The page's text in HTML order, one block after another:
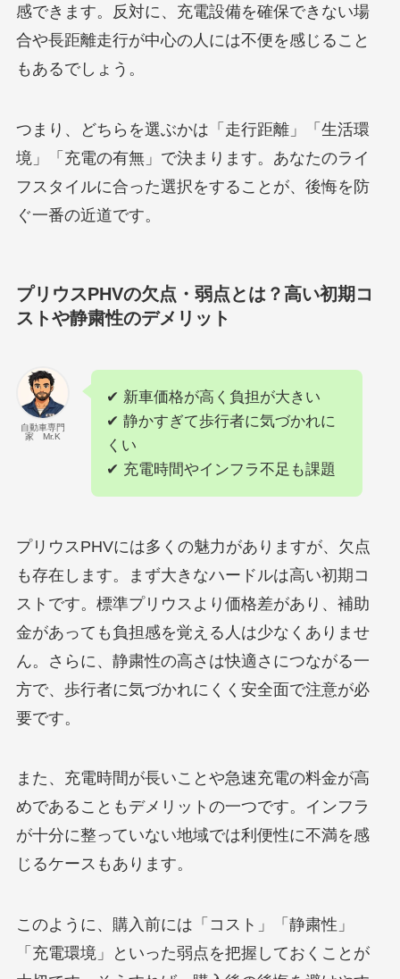
感できます。反対に、充電設備を確保できない場
合や長距離走行が中心の人には不便を感じること
もあるでしょう。
つまり、どちらを選ぶかは「走行距離」「生活環
境」「充電の有無」で決まります。あなたのライ
フスタイルに合った選択をすることが、後悔を防
ぐ一番の近道です。
プリウスPHVの欠点・弱点とは？高い初期コ
ストや静粛性のデメリット
自動車専門
家 Mr.K
✔ 新車価格が高く負担が大きい
✔ 静かすぎて歩行者に気づかれに
くい
✔ 充電時間やインフラ不足も課題
プリウスPHVには多くの魅力がありますが、欠点
も存在します。まず大きなハードルは高い初期コ
ストです。標準プリウスより価格差があり、補助
金があっても負担感を覚える人は少なくありませ
ん。さらに、静粛性の高さは快適さにつながる一
方で、歩行者に気づかれにくく安全面で注意が必
要です。
また、充電時間が長いことや急速充電の料金が高
めであることもデメリットの一つです。インフラ
が十分に整っていない地域では利便性に不満を感
じるケースもあります。
このように、購入前には「コスト」「静粛性」
「充電環境」といった弱点を把握しておくことが